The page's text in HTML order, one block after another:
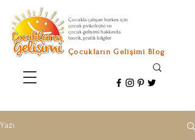
Çocukla çalışan herkes için
çocuk psikolojisi ve
çocuk gelişimi hakkında
teorik, pratik bilgiler
Çocukların Gelişimi Blog
Yazı